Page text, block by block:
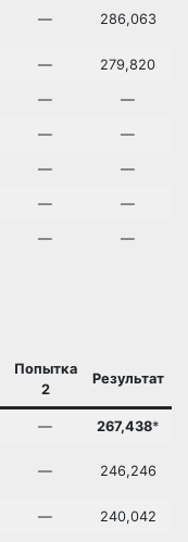
— 286,063
— 279,820
— —
— —
— —
— —
— —
Попытка
2
Результат
— 267,438*
— 246,246
— 240,042